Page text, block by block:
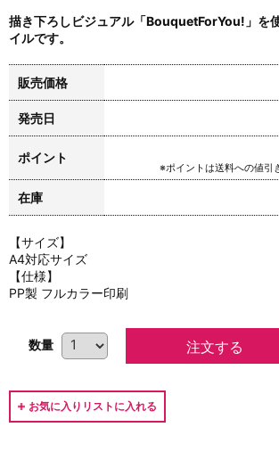
描き下ろしビジュアル「BouquetForYou!」を
イルです。
販売価格
発売日
ポイント
※ポイントは送料への値引
在庫
【サイズ】
A4対応サイズ
【仕様】
PP製 フルカラー印刷
数量